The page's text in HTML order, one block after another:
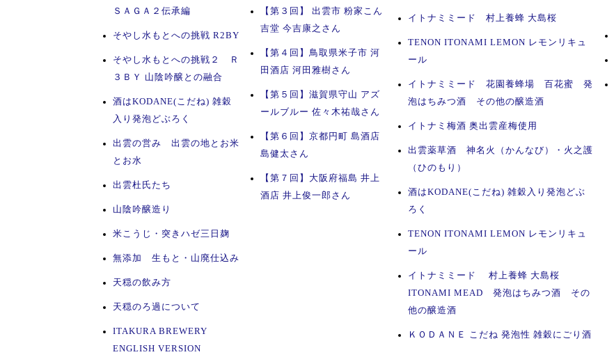
ＳＡＧＡ２伝承編
そやし水もとへの挑戦 R2BY
そやし水もとへの挑戦２ Ｒ
３ＢＹ 山陰吟醸との融合
酒はKODANE(こだね) 雑穀
入り発泡どぶろく
出雲の営み 出雲の地とお米
とお水
出雲杜氏たち
山陰吟醸造り
米こうじ・突きハゼ三日麹
無添加 生もと・山廃仕込み
天穏の飲み方
天穏のろ過について
ITAKURA BREWERY
ENGLISH VERSION
【第３回】 出雲市 粉家こん
吉堂 今吉康之さん
【第４回】鳥取県米子市 河
田酒店 河田雅樹さん
【第５回】滋賀県守山 アズ
ールブルー 佐々木祐哉さん
【第６回】京都円町 島酒店
島健太さん
【第７回】大阪府福島 井上
酒店 井上俊一郎さん
イトナミミード 村上養蜂 大島桜
TENON ITONAMI LEMON レモンリキュ
ール
イトナミミード 花園養蜂場 百花蜜 発
泡はちみつ酒 その他の醸造酒
イトナミ梅酒 奥出雲産梅使用
出雲薬草酒 神名火（かんなび）・火之護
（ひのもり）
酒はKODANE(こだね) 雑穀入り発泡どぶ
ろく
TENON ITONAMI LEMON レモンリキュ
ール
イトナミミード 村上養蜂 大島桜
ITONAMI MEAD 発泡はちみつ酒 その
他の醸造酒
ＫＯＤＡＮＥ こだね 発泡性 雑穀にごり酒